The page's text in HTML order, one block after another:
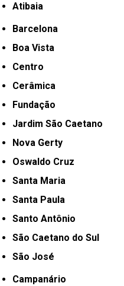
Atibaia
Barcelona
Boa Vista
Centro
Cerâmica
Fundação
Jardim São Caetano
Nova Gerty
Oswaldo Cruz
Santa Maria
Santa Paula
Santo Antônio
São Caetano do Sul
São José
Campanário